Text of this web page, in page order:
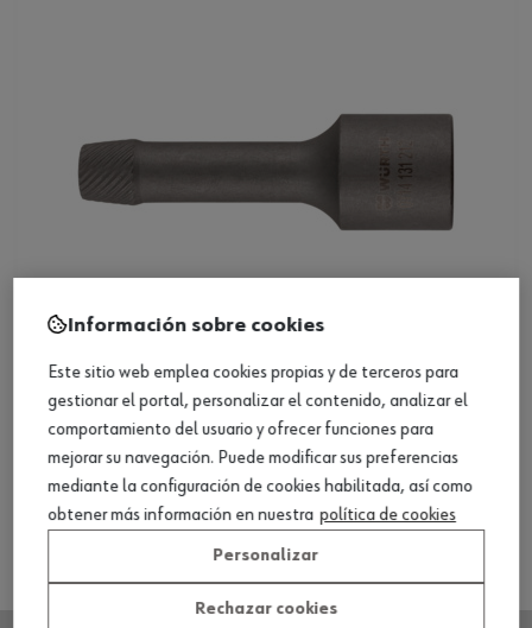
Extractor interior de 1/2 pulg., largo
Información sobre cookies
Este sitio web emplea cookies propias y de terceros para
gestionar el portal, personalizar el contenido, analizar el
comportamiento del usuario y ofrecer funciones para
mejorar su navegación. Puede modificar sus preferencias
mediante la configuración de cookies habilitada, así como
obtener más información en nuestra política de cookies
Personalizar
Rechazar cookies